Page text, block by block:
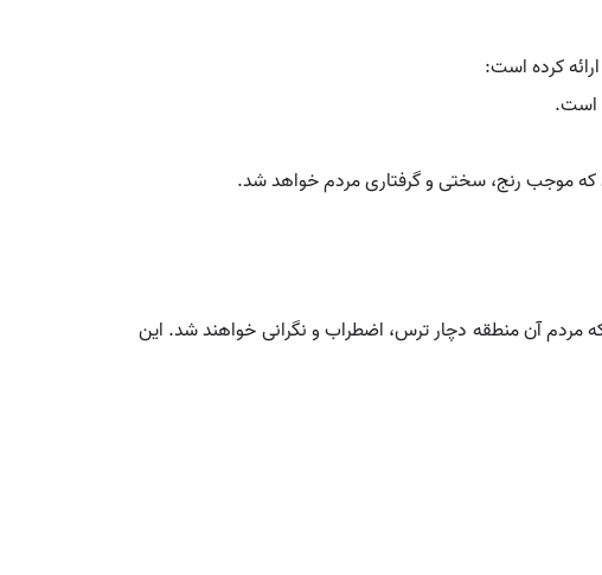
کرده است:
است.
که موجب رنج، سختی و گرفتاری مردم خواهد شد.
مردم آن منطقه دچار ترس، اضطراب و نگرانی خواهند شد. این